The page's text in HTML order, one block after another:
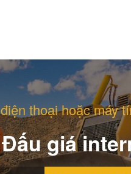
thoại hoặc máy
Đấu giá